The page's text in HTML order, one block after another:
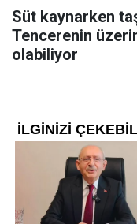
Süt kaynarken
Tencerenin
olabiliyor